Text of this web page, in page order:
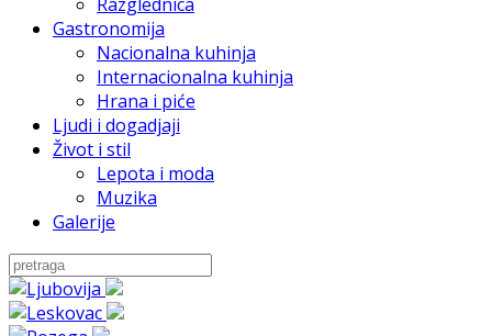
Gastronomija
Nacionalna kuhinja
Internacionalna kuhinja
Hrana i piće
Ljudi i dogadjaji
Život i stil
Lepota i moda
Muzika
Galerije